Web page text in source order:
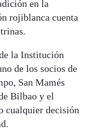
en la
rojiblanca cuenta
la Institución
de los socios de
San Mamés
Bilbao y el
cualquier decisión